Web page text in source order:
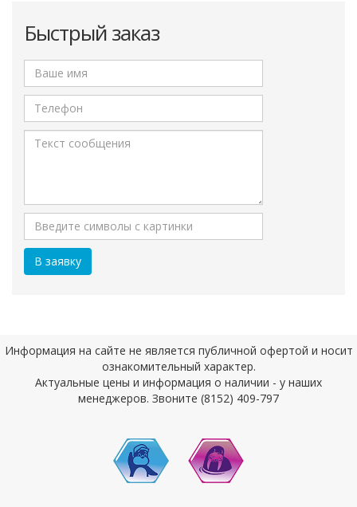
Быстрый заказ
Информация на сайте не является публичной офертой и носит
ознакомительный характер.
Актуальные цены и информация о наличии - у наших
менеджеров. Звоните (8152) 409-797